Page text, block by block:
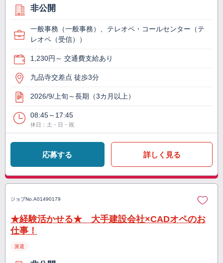
非公開
一般事務（一般事務）、テレオペ・コールセンター（テ
レオペ（受信））
1,230円～ 交通費支給あり
九品寺交差点 徒歩3分
2026/9/上旬～長期（3カ月以上）
08:45～17:45
休日：土・日・祝
応募する 詳しく見る
ジョブNo. A01490179
★経験活かせる★ 大手建設会社×CADオペのお
仕事！
派遣